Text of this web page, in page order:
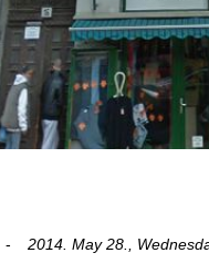
2014. May 28.,